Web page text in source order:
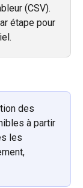
(CSV).
étape pour
des
à partir
les